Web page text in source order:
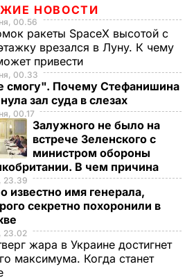
НОВОСТИ
00.56
ракеты SpaceX высотой с
врезался в Луну. К чему
привести
00.33
смогу". Почему Стефанишина
зал суда в слезах
00.17
Залужного не было на
встрече Зеленского с
министром обороны
В чем причина
23.39
известно имя генерала,
секретно похоронили в
23.02
жара в Украине достигнет
максимума. Когда станет